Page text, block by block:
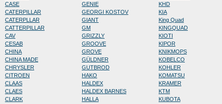
CASE
CATERPILLAR
CATERPLLAR
CATTERPILLAR
CAV
CESAB
CHINA
CHINA MADE
CHRYSLER
CITROEN
CLAAS
CLAES
CLARK
GENIE
GEORGI KOSTOV
GIANT
GM
GRIZZLY
GROOVE
GROVE
GÜLDNER
GUTBROD
HAKO
HALDEX
HALDEX BARNES
HALLA
KHD
KIA
King Quad
KINGQUAD
KIOTI
KIPOR
KNIKMOPS
KOBELCO
KOHLER
KOMATSU
KRAMER
KTM
KUBOTA